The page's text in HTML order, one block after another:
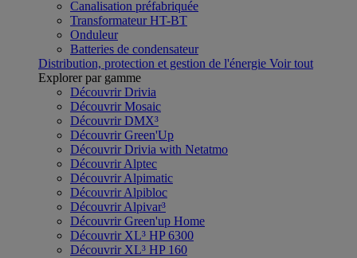
Canalisation préfabriquée
Transformateur HT-BT
Onduleur
Batteries de condensateur
Distribution, protection et gestion de l'énergie Voir tout
Explorer par gamme
Découvrir Drivia
Découvrir Mosaic
Découvrir DMX³
Découvrir Green'Up
Découvrir Drivia with Netatmo
Découvrir Alptec
Découvrir Alpimatic
Découvrir Alpibloc
Découvrir Alpivar³
Découvrir Green'up Home
Découvrir XL³ HP 6300
Découvrir XL³ HP 160